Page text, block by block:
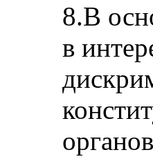
8.В
в